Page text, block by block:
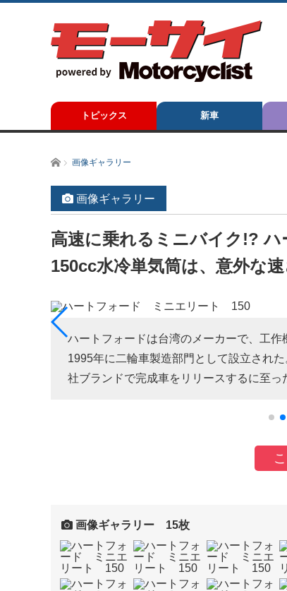
トピックス 新車
ホーム画像ギャラリー
画像ギャラリー
高速に乗れるミニバイク!?
150cc水冷単気筒は、意外な速
ハートフォードは台湾のメーカーで、工作
1995年に二輪車製造部門として設立され
社ブランドで完成車をリリースするに至っ
画像ギャラリー 15枚